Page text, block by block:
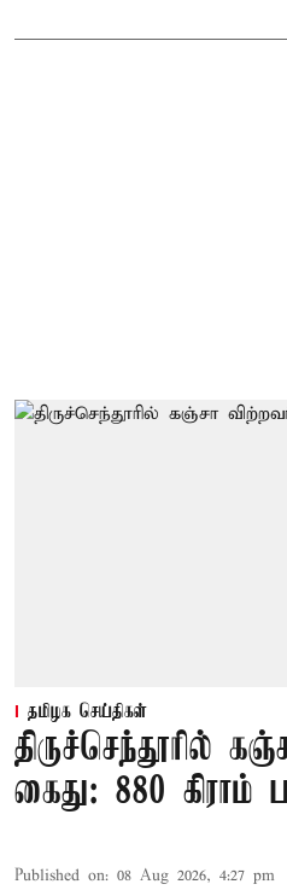
தமிழக செய்திகள்
திருச்செந்தூரில்
கைது: 880 கிராம்
Published on: 08 Aug 2026, 4:27 pm